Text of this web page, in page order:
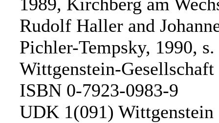
1989, Kirchberg am
Rudolf Haller and
Pichler-Tempsky, 1990,
Wittgenstein-
ISBN 0-7923-0983-9
UDK 1(091) Wittgenstein